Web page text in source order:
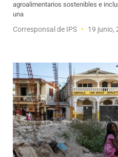
agroalimentarios sostenibles e
una
Corresponsal de IPS 19 junio,